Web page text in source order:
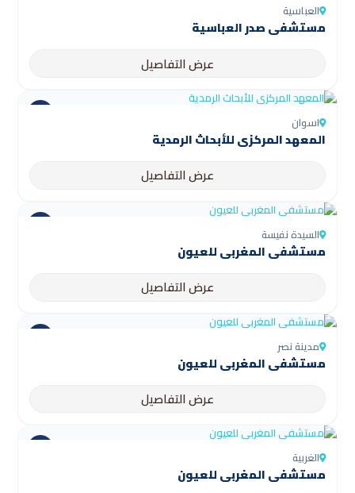
العباسية
مستشفى صدر العباسية
عرض التفاصيل
اسوان
المعهد المركزي للأبحاث الرمدية
عرض التفاصيل
السيدة نفيسة
مستشفى المغربي للعيون
عرض التفاصيل
مدينة نصر
مستشفى المغربي للعيون
عرض التفاصيل
الغربية
مستشفى المغربي للعيون